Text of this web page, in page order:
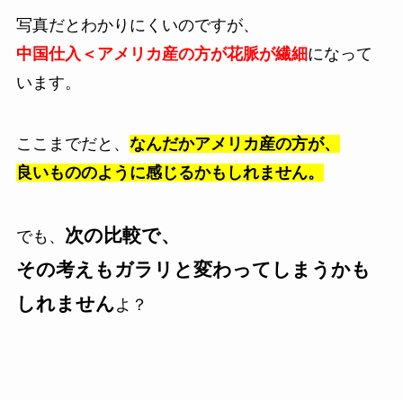
写真だとわかりにくいのですが、
中国仕入＜アメリカ産の方が花脈が繊細になって
います。
ここまでだと、 なんだかアメリカ産の方が、
良いもののように感じるかもしれません。
でも、 次の比較で、
その考えもガラリと変わってしまうかも
しれませんよ？